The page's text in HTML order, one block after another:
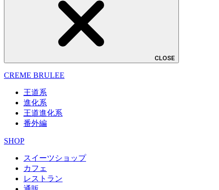
CLOSE
CREME BRULEE
王道系
進化系
王道進化系
番外編
SHOP
スイーツショップ
カフェ
レストラン